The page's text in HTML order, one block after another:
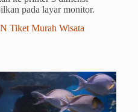
pada layar monitor.
Tiket Murah Wisata